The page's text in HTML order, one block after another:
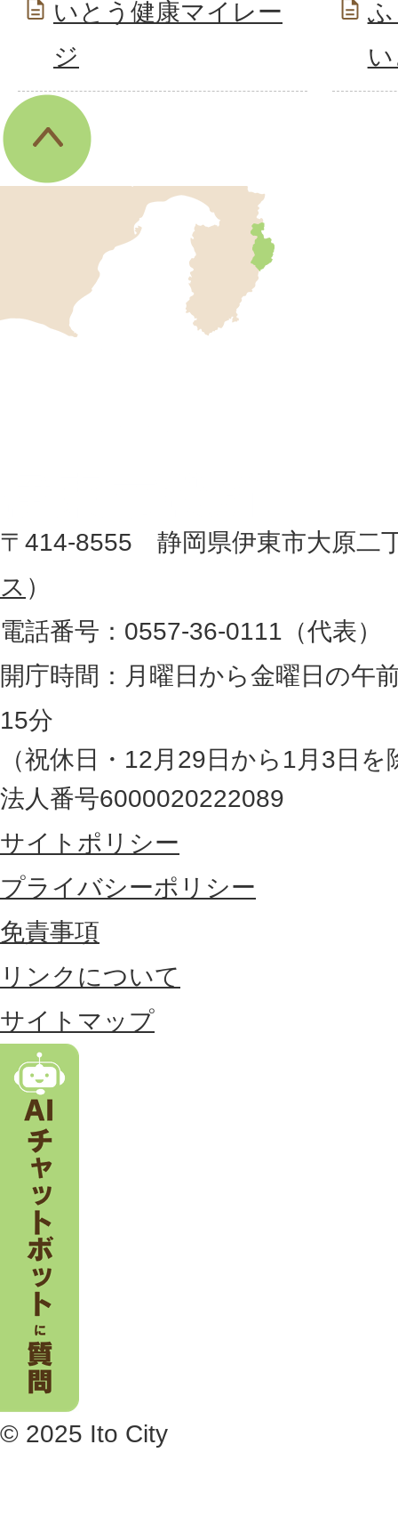
いとう健康マイレー
ジ
地
図
。
静
岡
県
の
最
東
部
に
置
す
る
市
。
所
〒414-8555 静岡県伊東市大原二
ス ）
電話番号：0557-36-0111（代表）
開庁時間：月曜日から金曜日の午
15分
（祝休日・12月29日から1月3日を
法人番号6000020222089
サイトポリシー
プライバシーポリシー
免責事項
リンクについて
サイトマップ
© 2025 Ito City